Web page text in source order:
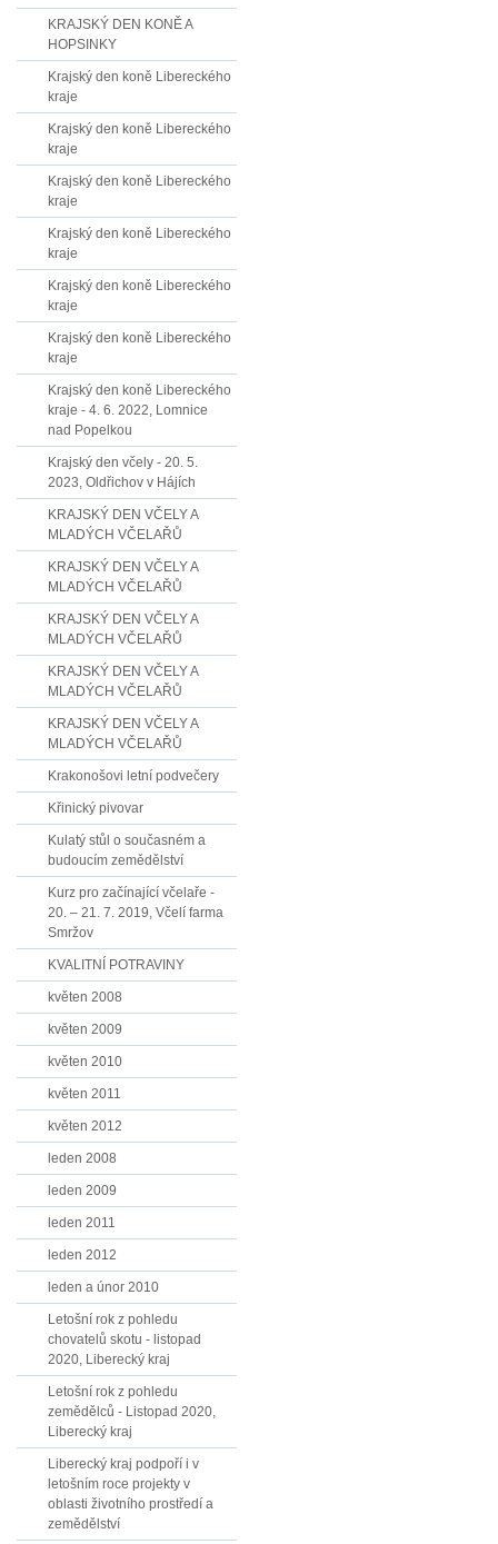
KRAJSKÝ DEN KONĚ A
HOPSINKY
Krajský den koně Libereckého
kraje
Krajský den koně Libereckého
kraje
Krajský den koně Libereckého
kraje
Krajský den koně Libereckého
kraje
Krajský den koně Libereckého
kraje
Krajský den koně Libereckého
kraje
Krajský den koně Libereckého
kraje - 4. 6. 2022, Lomnice
nad Popelkou
Krajský den včely - 20. 5.
2023, Oldřichov v Hájích
KRAJSKÝ DEN VČELY A
MLADÝCH VČELAŘŮ
KRAJSKÝ DEN VČELY A
MLADÝCH VČELAŘŮ
KRAJSKÝ DEN VČELY A
MLADÝCH VČELAŘŮ
KRAJSKÝ DEN VČELY A
MLADÝCH VČELAŘŮ
KRAJSKÝ DEN VČELY A
MLADÝCH VČELAŘŮ
Krakonošovi letní podvečery
Křinický pivovar
Kulatý stůl o současném a
budoucím zemědělství
Kurz pro začínající včelaře -
20. – 21. 7. 2019, Včelí farma
Smržov
KVALITNÍ POTRAVINY
květen 2008
květen 2009
květen 2010
květen 2011
květen 2012
leden 2008
leden 2009
leden 2011
leden 2012
leden a únor 2010
Letošní rok z pohledu
chovatelů skotu - listopad
2020, Liberecký kraj
Letošní rok z pohledu
zemědělců - Listopad 2020,
Liberecký kraj
Liberecký kraj podpoří i v
letošním roce projekty v
oblasti životního prostředí a
zemědělství